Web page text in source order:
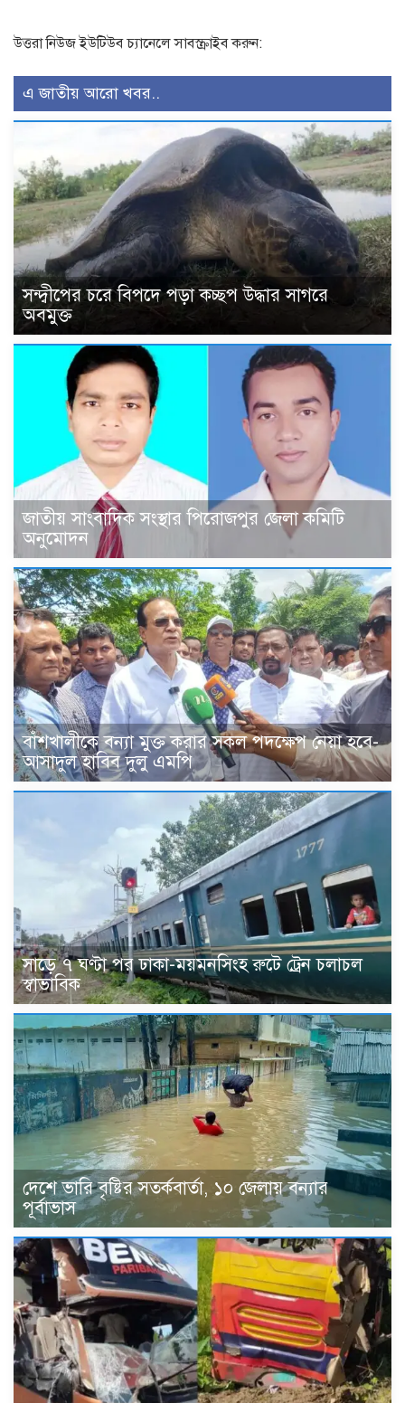
উত্তরা নিউজ ইউটিউব চ্যানেলে সাবস্ক্রাইব করুন:
এ জাতীয় আরো খবর..
সন্দ্বীপের চরে বিপদে পড়া কচ্ছপ উদ্ধার সাগরে
অবমুক্ত
জাতীয় সাংবাদিক সংস্থার পিরোজপুর জেলা কমিটি
অনুমোদন
বাঁশখালীকে বন্যা মুক্ত করার সকল পদক্ষেপ নেয়া হবে-
আসাদুল হাবিব দুলু এমপি
সাড়ে ৭ ঘণ্টা পর ঢাকা-ময়মনসিংহ রুটে ট্রেন চলাচল
স্বাভাবিক
দেশে ভারি বৃষ্টির সতর্কবার্তা, ১০ জেলায় বন্যার
পূর্বাভাস